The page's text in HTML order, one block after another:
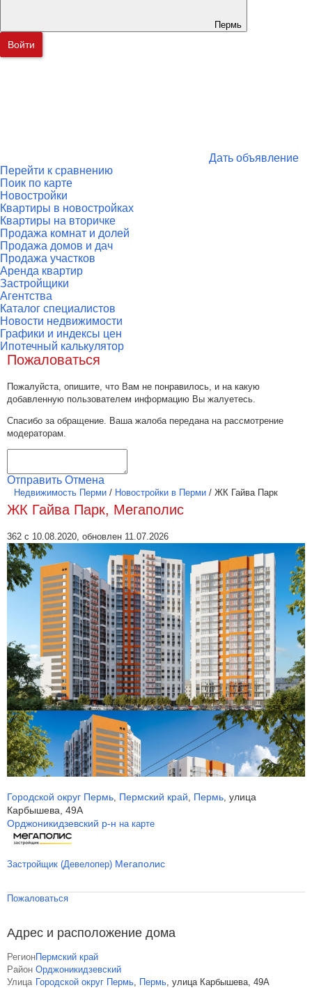
Пермь
Войти
Дать объявление
Перейти к сравнению
Поик по карте
Новостройки
Квартиры в новостройках
Квартиры на вторичке
Продажа комнат и долей
Продажа домов и дач
Продажа участков
Аренда квартир
Застройщики
Агентства
Каталог специалистов
Новости недвижимости
Графики и индексы цен
Ипотечный калькулятор
Пожаловаться
Пожалуйста, опишите, что Вам не понравилось, и на какую
добавленную пользователем информацию Вы жалуетесь.
Спасибо за обращение. Ваша жалоба передана на рассмотрение
модераторам.
Отправить Отмена
Недвижимость Перми / Новостройки в Перми / ЖК Гайва Парк
ЖК Гайва Парк, Мегаполис
362 с 10.08.2020, обновлен 11.07.2026
Городской округ Пермь, Пермский край, Пермь, улица
Карбышева, 49А
Орджоникидзевский р-н на карте
Застройщик (Девелопер) Мегаполис
Пожаловаться
Адрес и расположение дома
РегионПермский край
Район Орджоникидзевский
Улица Городской округ Пермь, Пермь, улица Карбышева, 49А